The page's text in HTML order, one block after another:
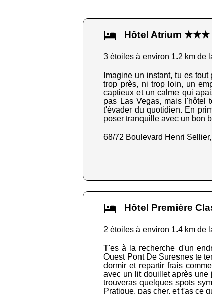
Hôtel Atrium ★★★
3 étoiles à environ 1.2 km de
Imagine un instant, tu es
trop près, ni trop loin, un
captieux et un calme qui
pas Las Vegas, mais l'hôtel
t'évader du quotidien. En
poser tranquille avec un bon
68/72 Boulevard Henri
Hôtel Première
2 étoiles à environ 1.4 km de
T'es à la recherche d'un
Ouest Pont De Suresnes te
dormir et repartir frais
avec un lit douillet après une
trouveras quelques spots
Pratique, pas cher, et t'as ce